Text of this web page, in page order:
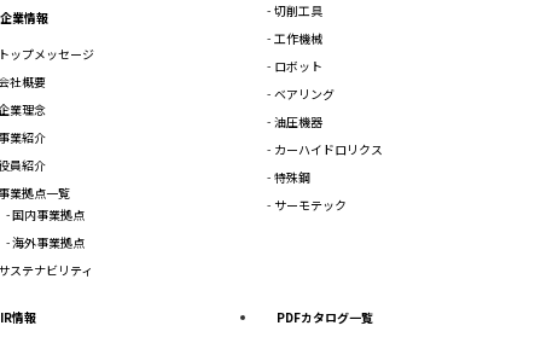
企業情報
ップメッセージ
社概要
業理念
業紹介
員紹介
業拠点一覧
国内事業拠点
海外事業拠点
ステナビリティ
切削工具
工作機械
ロボット
ベアリング
油圧機器
カーハイドロリクス
特殊鋼
サーモテック
IR情報
PDFカタログ一覧